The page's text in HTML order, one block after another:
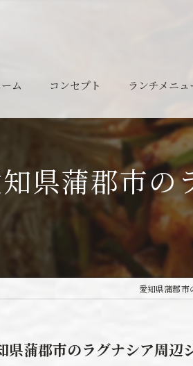
ム コンセプト ランチメニュ
県蒲郡市
愛知県蒲郡
県蒲郡市のラグナシア周